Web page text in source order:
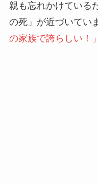
親も忘れかけている
の死」が近づいてい
の家族で誇らしい！」